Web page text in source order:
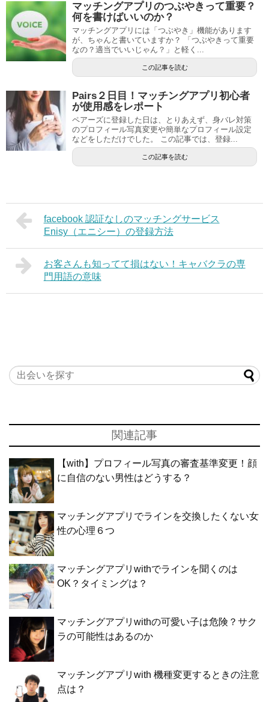
マッチングアプリのつぶやきって重要？
何を書けばいいのか？
マッチングアプリには「つぶやき」機能があります
が、ちゃんと書いていますか？ 「つぶやきって重要
なの？適当でいいじゃん？」と軽く...
この記事を読む
Pairs２日目！マッチングアプリ初心者
が使用感をレポート
ペアーズに登録した日は、とりあえず、身バレ対策
のプロフィール写真変更や簡単なプロフィール設定
などをしただけでした。 この記事では、登録...
この記事を読む
facebook 認証なしのマッチングサービス
Enisy（エニシー）の登録方法
お客さんも知ってて損はない！キャバクラの専
門用語の意味
関連記事
【with】プロフィール写真の審査基準変更！顔
に自信のない男性はどうする？
マッチングアプリでラインを交換したくない女
性の心理６つ
マッチングアプリwithでラインを聞くのは
OK？タイミングは？
マッチングアプリwithの可愛い子は危険？サク
ラの可能性はあるのか
マッチングアプリwith 機種変更するときの注意
点は？